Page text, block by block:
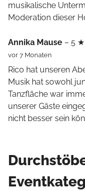
musikalische
Moderation dieser
Annika Mause – 5 ★
vor 7 Monaten
Rico hat unseren
Musik hat sowohl
Tanzfläche war
unserer Gäste
nicht besser sein